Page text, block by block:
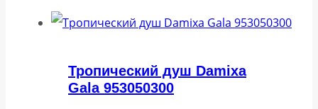
Тропический душ Damixa
Gala 953050300